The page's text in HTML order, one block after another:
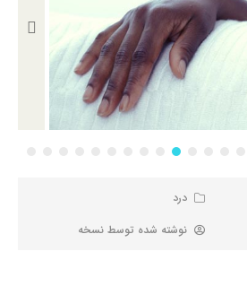
درد
نوشته شده توسط نسخه